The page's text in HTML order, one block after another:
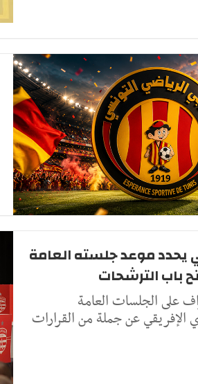
يحدد موعد جلسته العامة
باب الترشحات
على الجلسات العامة
الإفريقي عن جملة من القرارات